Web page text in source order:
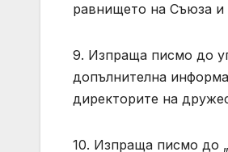
равнището на Съюза и
9. Изпраща писмо до
допълнителна
директорите на
10. Изпраща писмо до